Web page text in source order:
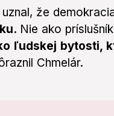
že
Nie ako
ľudskej bytosti,
Chmelár.